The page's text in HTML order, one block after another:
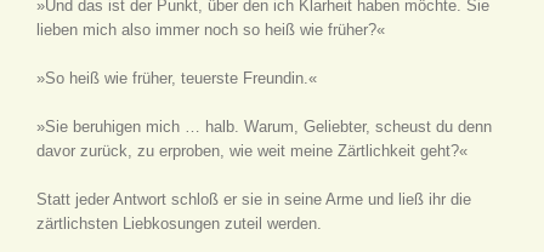
»Und das ist der Punkt, über den ich Klarheit haben möchte. Sie
lieben mich also immer noch so heiß wie früher?«
»So heiß wie früher, teuerste Freundin.«
»Sie beruhigen mich … halb. Warum, Geliebter, scheust du denn
davor zurück, zu erproben, wie weit meine Zärtlichkeit geht?«
Statt jeder Antwort schloß er sie in seine Arme und ließ ihr die
zärtlichsten Liebkosungen zuteil werden.